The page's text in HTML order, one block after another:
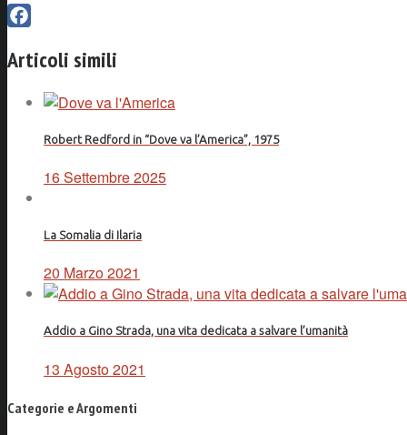
Articoli simili
Robert Redford in “Dove va l’America”, 1975
16 Settembre 2025
La Somalia di Ilaria
20 Marzo 2021
Addio a Gino Strada, una vita dedicata a salvare l’umanità
13 Agosto 2021
Categorie e Argomenti